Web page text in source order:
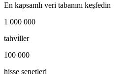
En kapsamlı veri tabanını keşfedin
1 000 000
tahvi̇ller
100 000
hisse senetleri